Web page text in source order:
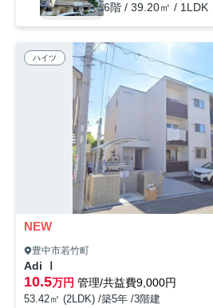
6階 / 39.20㎡ / 1LDK
ハイツ
NEW
豊中市若竹町
Adi Ⅰ
10.5万円 管理/共益費9,000円
53.42㎡ (2LDK) /築5年 /3階建